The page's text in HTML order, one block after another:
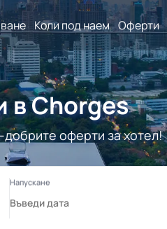
Коли под наем Оферти
в Chorges
оферти за хотел!